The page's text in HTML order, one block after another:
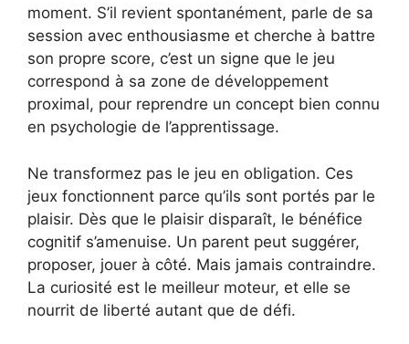
moment. S’il revient spontanément, parle de sa
session avec enthousiasme et cherche à battre
son propre score, c’est un signe que le jeu
correspond à sa zone de développement
proximal, pour reprendre un concept bien connu
en psychologie de l’apprentissage.
Ne transformez pas le jeu en obligation. Ces
jeux fonctionnent parce qu’ils sont portés par le
plaisir. Dès que le plaisir disparaît, le bénéfice
cognitif s’amenuise. Un parent peut suggérer,
proposer, jouer à côté. Mais jamais contraindre.
La curiosité est le meilleur moteur, et elle se
nourrit de liberté autant que de défi.